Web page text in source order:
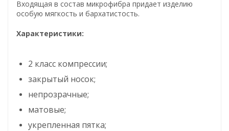
Входящая в состав микрофибра придает изделию
особую мягкость и бархатистость.
Характеристики:
2 класс компрессии;
закрытый носок;
непрозрачные;
матовые;
укрепленная пятка;